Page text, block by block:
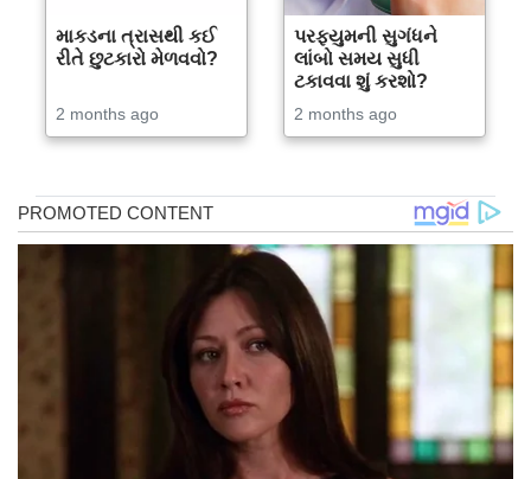
માકડના ત્રાસથી કઈ
રીતે છુટકારો મેળવવો?
2 months ago
પરફ્યુમની સુગંધને
લાંબો સમય સુધી
ટકાવવા શું કરશો?
2 months ago